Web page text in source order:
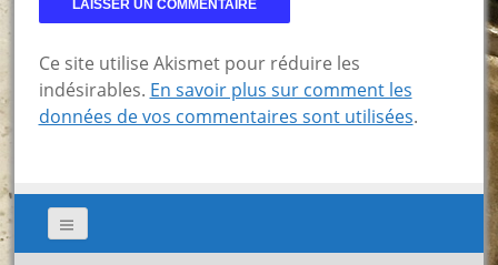
Ce site utilise Akismet pour réduire les
indésirables. En savoir plus sur comment les
données de vos commentaires sont utilisées.